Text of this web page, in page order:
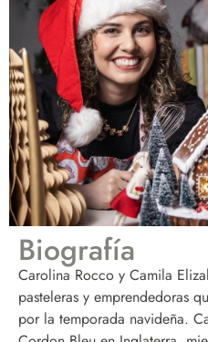
Biografía
Carolina Rocco y Camila
pasteleras y emprendedoras
por la temporada navideña.